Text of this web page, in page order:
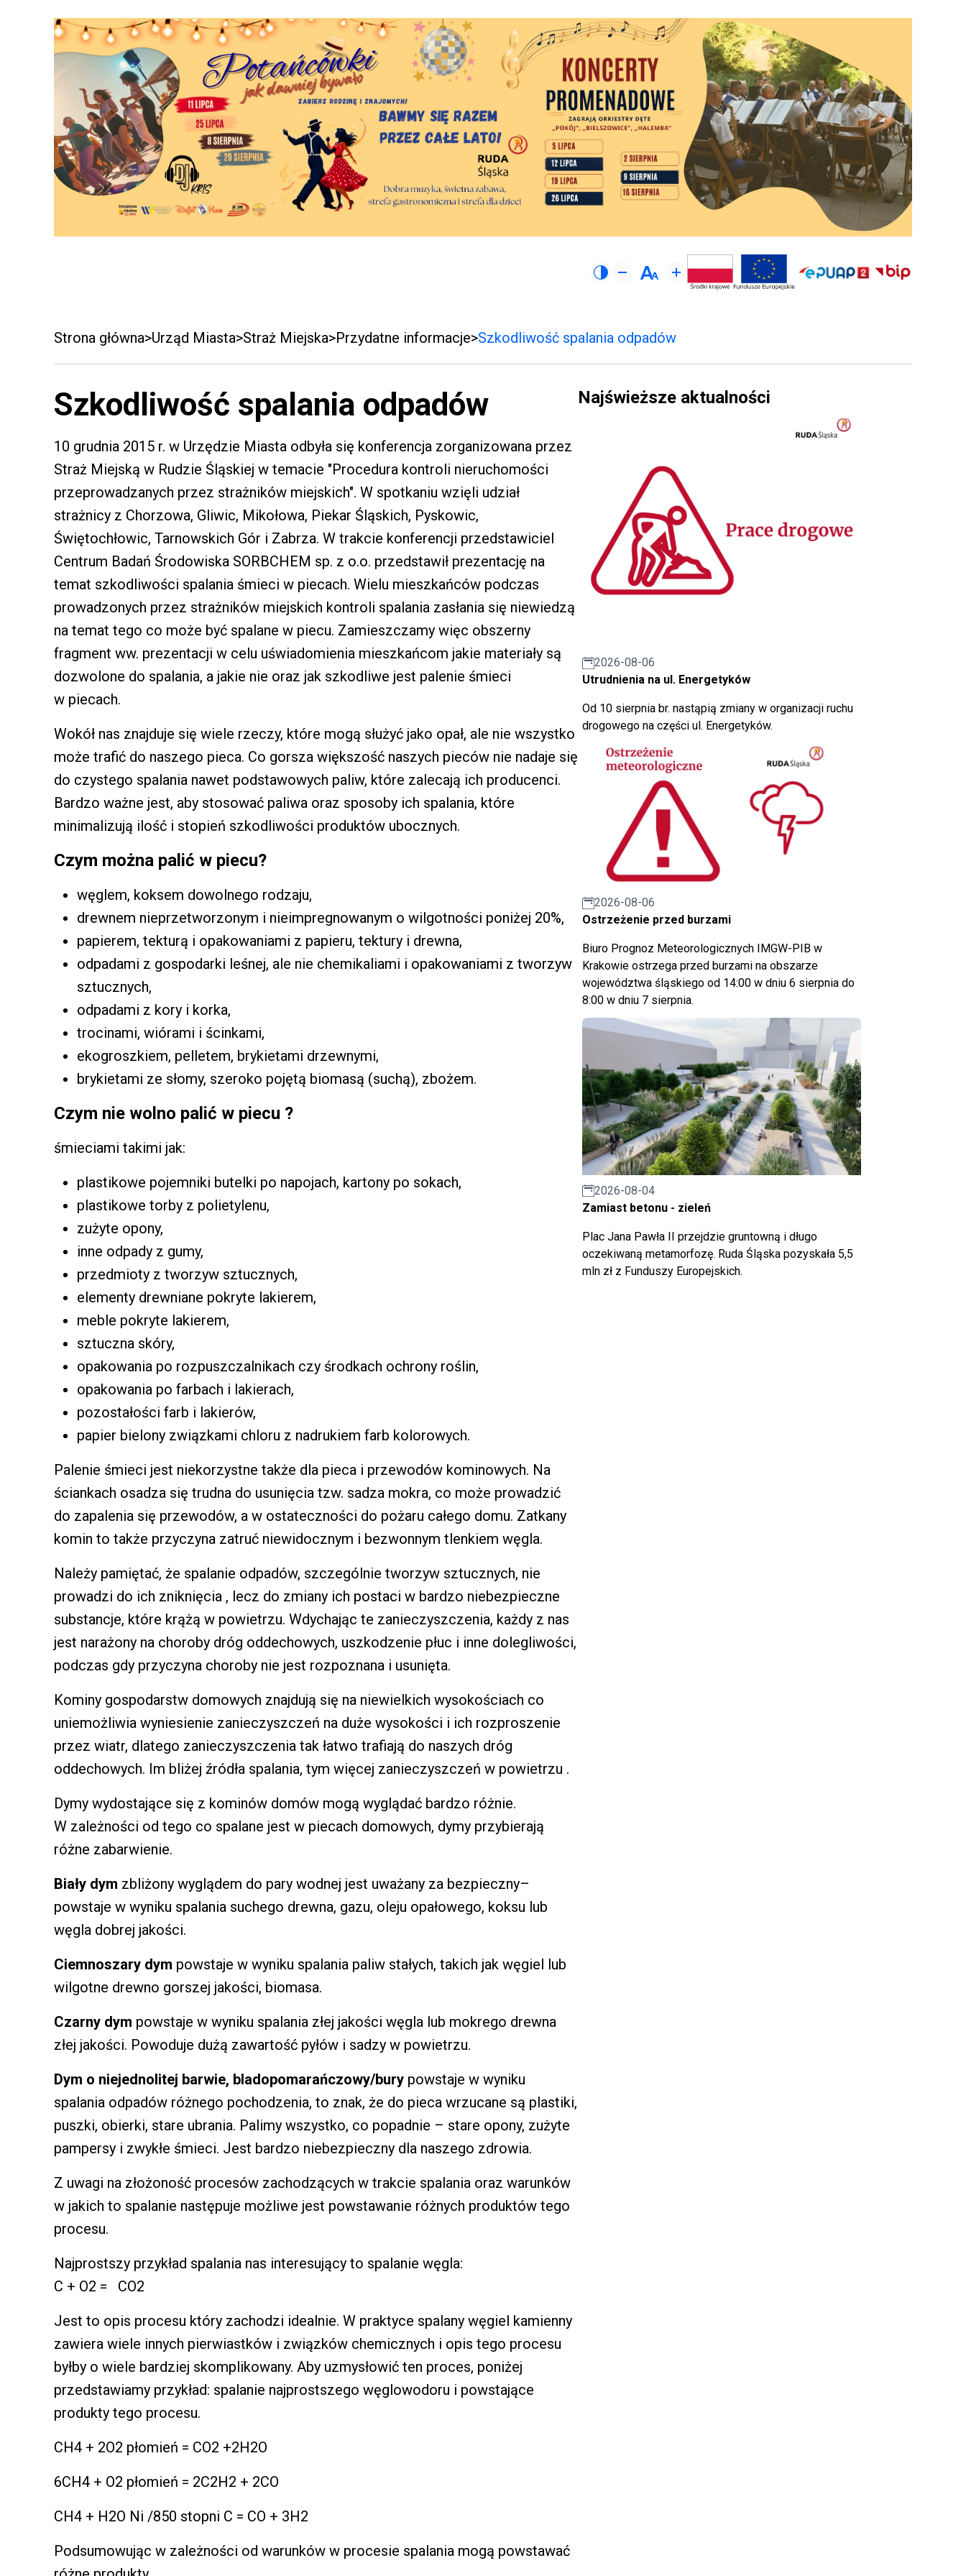
Strona główna Urząd Miasta Straż Miejska Przydatne informacje Szkodliwość spalania odpadów
Szkodliwość spalania odpadów
10 grudnia 2015 r. w Urzędzie Miasta odbyła się konferencja zorganizowana przez
Straż Miejską w Rudzie Śląskiej w temacie "Procedura kontroli nieruchomości
przeprowadzanych przez strażników miejskich". W spotkaniu wzięli udział
strażnicy z Chorzowa, Gliwic, Mikołowa, Piekar Śląskich, Pyskowic,
Świętochłowic, Tarnowskich Gór i Zabrza. W trakcie konferencji przedstawiciel
Centrum Badań Środowiska SORBCHEM sp. z o.o. przedstawił prezentację na
temat szkodliwości spalania śmieci w piecach. Wielu mieszkańców podczas
prowadzonych przez strażników miejskich kontroli spalania zasłania się niewiedzą
na temat tego co może być spalane w piecu. Zamieszczamy więc obszerny
fragment ww. prezentacji w celu uświadomienia mieszkańcom jakie materiały są
dozwolone do spalania, a jakie nie oraz jak szkodliwe jest palenie śmieci
w piecach.
Wokół nas znajduje się wiele rzeczy, które mogą służyć jako opał, ale nie wszystko
może trafić do naszego pieca. Co gorsza większość naszych pieców nie nadaje się
do czystego spalania nawet podstawowych paliw, które zalecają ich producenci.
Bardzo ważne jest, aby stosować paliwa oraz sposoby ich spalania, które
minimalizują ilość i stopień szkodliwości produktów ubocznych.
Czym można palić w piecu?
węglem, koksem dowolnego rodzaju,
drewnem nieprzetworzonym i nieimpregnowanym o wilgotności poniżej 20%,
papierem, tekturą i opakowaniami z papieru, tektury i drewna,
odpadami z gospodarki leśnej, ale nie chemikaliami i opakowaniami z tworzyw
sztucznych,
odpadami z kory i korka,
trocinami, wiórami i ścinkami,
ekogroszkiem, pelletem, brykietami drzewnymi,
brykietami ze słomy, szeroko pojętą biomasą (suchą), zbożem.
Czym nie wolno palić w piecu ?
śmieciami takimi jak:
plastikowe pojemniki butelki po napojach, kartony po sokach,
plastikowe torby z polietylenu,
zużyte opony,
inne odpady z gumy,
przedmioty z tworzyw sztucznych,
elementy drewniane pokryte lakierem,
meble pokryte lakierem,
sztuczna skóry,
opakowania po rozpuszczalnikach czy środkach ochrony roślin,
opakowania po farbach i lakierach,
pozostałości farb i lakierów,
papier bielony związkami chloru z nadrukiem farb kolorowych.
Palenie śmieci jest niekorzystne także dla pieca i przewodów kominowych. Na
ściankach osadza się trudna do usunięcia tzw. sadza mokra, co może prowadzić
do zapalenia się przewodów, a w ostateczności do pożaru całego domu. Zatkany
komin to także przyczyna zatruć niewidocznym i bezwonnym tlenkiem węgla.
Należy pamiętać, że spalanie odpadów, szczególnie tworzyw sztucznych, nie
prowadzi do ich zniknięcia , lecz do zmiany ich postaci w bardzo niebezpieczne
substancje, które krążą w powietrzu. Wdychając te zanieczyszczenia, każdy z nas
jest narażony na choroby dróg oddechowych, uszkodzenie płuc i inne dolegliwości,
podczas gdy przyczyna choroby nie jest rozpoznana i usunięta.
Kominy gospodarstw domowych znajdują się na niewielkich wysokościach co
uniemożliwia wyniesienie zanieczyszczeń na duże wysokości i ich rozproszenie
przez wiatr, dlatego zanieczyszczenia tak łatwo trafiają do naszych dróg
oddechowych. Im bliżej źródła spalania, tym więcej zanieczyszczeń w powietrzu .
Dymy wydostające się z kominów domów mogą wyglądać bardzo różnie.
W zależności od tego co spalane jest w piecach domowych, dymy przybierają
różne zabarwienie.
Biały dym zbliżony wyglądem do pary wodnej jest uważany za bezpieczny–
powstaje w wyniku spalania suchego drewna, gazu, oleju opałowego, koksu lub
węgla dobrej jakości.
Ciemnoszary dym powstaje w wyniku spalania paliw stałych, takich jak węgiel lub
wilgotne drewno gorszej jakości, biomasa.
Czarny dym powstaje w wyniku spalania złej jakości węgla lub mokrego drewna
złej jakości. Powoduje dużą zawartość pyłów i sadzy w powietrzu.
Dym o niejednolitej barwie, bladopomarańczowy/bury powstaje w wyniku
spalania odpadów różnego pochodzenia, to znak, że do pieca wrzucane są plastiki,
puszki, obierki, stare ubrania. Palimy wszystko, co popadnie – stare opony, zużyte
pampersy i zwykłe śmieci. Jest bardzo niebezpieczny dla naszego zdrowia.
Z uwagi na złożoność procesów zachodzących w trakcie spalania oraz warunków
w jakich to spalanie następuje możliwe jest powstawanie różnych produktów tego
procesu.
Najprostszy przykład spalania nas interesujący to spalanie węgla:
C + O2 = CO2
Jest to opis procesu który zachodzi idealnie. W praktyce spalany węgiel kamienny
zawiera wiele innych pierwiastków i związków chemicznych i opis tego procesu
byłby o wiele bardziej skomplikowany. Aby uzmysłowić ten proces, poniżej
przedstawiamy przykład: spalanie najprostszego węglowodoru i powstające
produkty tego procesu.
CH4 + 2O2 płomień = CO2 +2H2O
6CH4 + O2 płomień = 2C2H2 + 2CO
CH4 + H2O Ni /850 stopni C = CO + 3H2
Podsumowując w zależności od warunków w procesie spalania mogą powstawać
Najświeższe aktualności
2026-08-06
Utrudnienia na ul. Energetyków
Od 10 sierpnia br. nastąpią zmiany w organizacji ruchu
drogowego na części ul. Energetyków.
2026-08-06
Ostrzeżenie przed burzami
Biuro Prognoz Meteorologicznych IMGW-PIB w
Krakowie ostrzega przed burzami na obszarze
województwa śląskiego od 14:00 w dniu 6 sierpnia do
8:00 w dniu 7 sierpnia.
2026-08-04
Zamiast betonu - zieleń
Plac Jana Pawła II przejdzie gruntowną i długo
oczekiwaną metamorfozę. Ruda Śląska pozyskała 5,5
mln zł z Funduszy Europejskich.